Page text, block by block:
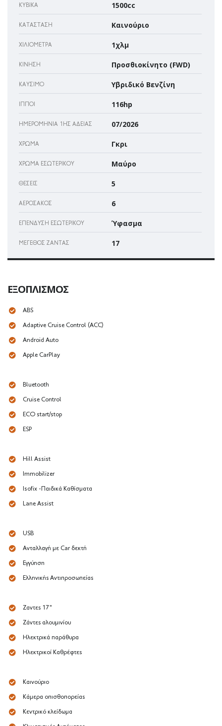
ΚΥΒΙΚΆ 1500cc
ΚΑΤΆΣΤΑΣΗ Καινούριο
ΧΙΛΙΌΜΕΤΡΑ 1χλμ
ΚΊΝΗΣΗ Προσθιοκίνητο (FWD)
ΚΑΎΣΙΜΟ Υβριδικό Βενζίνη
ΊΠΠΟΙ 116hp
ΗΜΕΡΟΜΗΝΊΑ 1ΗΣ ΆΔΕΙΑΣ 07/2026
ΧΡΏΜΑ Γκρι
ΧΡΏΜΑ ΕΣΩΤΕΡΙΚΟΎ Μαύρο
ΘΈΣΕΙΣ 5
ΑΕΡΌΣΑΚΌΣ 6
ΕΠΈΝΔΥΣΗ ΕΣΩΤΕΡΙΚΟΎ Ύφασμα
ΜΈΓΕΘΟΣ ΖΆΝΤΑΣ 17
ΕΞΟΠΛΙΣΜΌΣ
ABS
Adaptive Cruise Control (ACC)
Android Auto
Apple CarPlay
Bluetooth
Cruise Control
ECO start/stop
ESP
Hill Assist
Immobilizer
Isofix -Παιδικά Καθίσματα
Lane Assist
USB
Ανταλλαγή με Car δεκτή
Εγγύηση
Ελληνικής Αντιπροσωπείας
Ζαντες 17"
Ζάντες αλουμινίου
Ηλεκτρικά παράθυρα
Ηλεκτρικοί Καθρέφτες
Καινούριο
Κάμερα οπισθοπορείας
Κεντρικό κλείδωμα